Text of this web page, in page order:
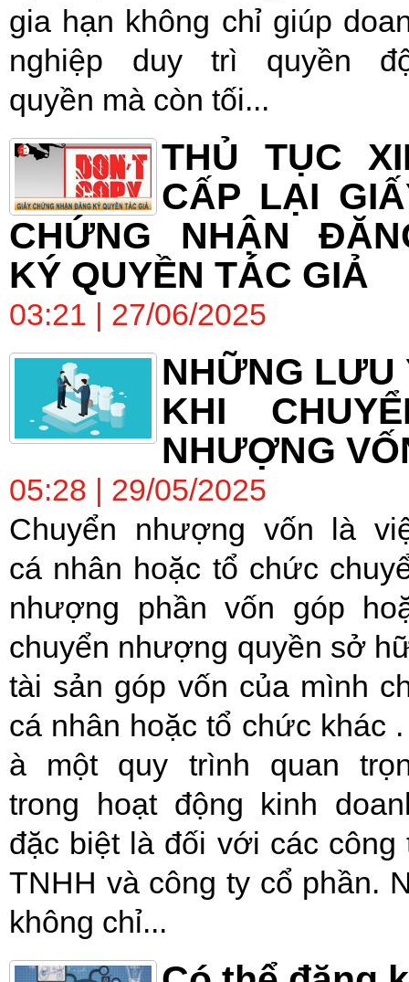
gia hạn không chỉ giúp
nghiệp duy trì quyền
quyền mà còn tối...
THỦ TỤC
CẤP LẠI
CHỨNG NHẬN
KÝ QUYỀN TÁC GIẢ
03:21 | 27/06/2025
NHỮNG LƯU
KHI
NHƯỢNG
05:28 | 29/05/2025
Chuyển nhượng vốn là
cá nhân hoặc tổ chức
nhượng phần vốn góp
chuyển nhượng quyền sở
tài sản góp vốn của mình
cá nhân hoặc tổ chức khác
à một quy trình quan
trong hoạt động kinh
đặc biệt là đối với các công
TNHH và công ty cổ phần.
không chỉ...